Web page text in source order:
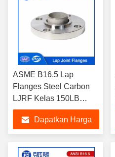
ASME B16.5 Lap
Flanges Steel Carbon
LJRF Kelas 150LB
Untuk Fasilitas Generasi
Listrik
Dapatkan Harga